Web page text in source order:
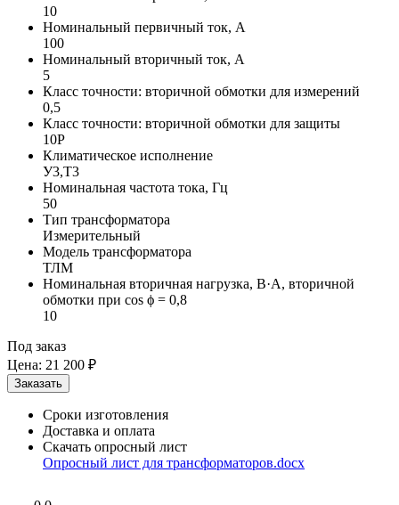
10
Номинальный первичный ток, А
100
Номинальный вторичный ток, А
5
Класс точности: вторичной обмотки для измерений
0,5
Класс точности: вторичной обмотки для защиты
10P
Климатическое исполнение
У3,Т3
Номинальная частота тока, Гц
50
Тип трансформатора
Измерительный
Модель трансформатора
ТЛМ
Номинальная вторичная нагрузка, В·А, вторичной
обмотки при cos ϕ = 0,8
10
Под заказ
Цена: 21 200 ₽
Сроки изготовления
Доставка и оплата
Скачать опросный лист
Опросный лист для трансформаторов.docx